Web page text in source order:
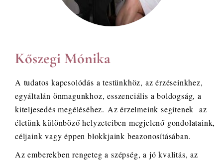
Kőszegi Mónika
A tudatos kapcsolódás a testünkhöz, az érzéseinkhez,
egyáltalán önmagunkhoz, esszenciális a boldogság, a
kiteljesedés megéléséhez. Az érzelmeink segítenek az
életünk különböző helyzeteiben megjelenő gondolataink,
céljaink vagy éppen blokkjaink beazonosításában.
Az emberekben rengeteg a szépség, a jó kvalitás, az